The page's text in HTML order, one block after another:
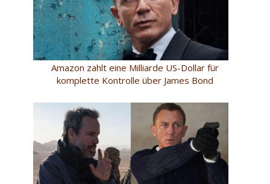
Amazon zahlt eine Milliarde US-Dollar für
komplette Kontrolle über James Bond